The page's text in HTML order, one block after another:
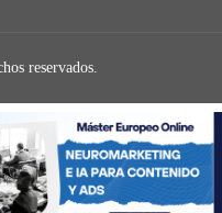
reservados.